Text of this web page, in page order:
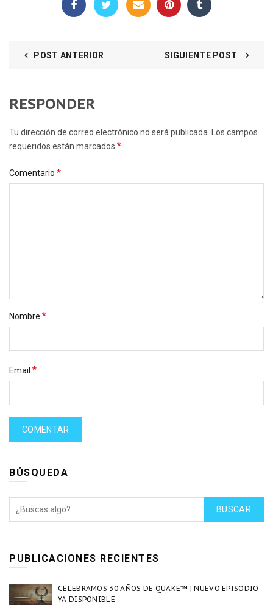
POST ANTERIOR SIGUIENTE POST
RESPONDER
Tu dirección de correo electrónico no será publicada. Los campos
requeridos están marcados *
Comentario *
Nombre *
Email *
BÚSQUEDA
BUSCAR
PUBLICACIONES RECIENTES
CELEBRAMOS 30 AÑOS DE QUAKE™ | NUEVO EPISODIO
YA DISPONIBLE